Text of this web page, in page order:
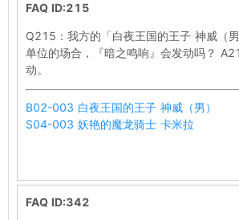
FAQ ID:215
Q215：我方的「白夜王国的王子 神威（
单位的场合，『暗之鸣响』会发动吗？
动。
B02-003 白夜王国的王子 神威（男）
S04-003 妖艳的魔龙骑士 卡米拉
FAQ ID:342